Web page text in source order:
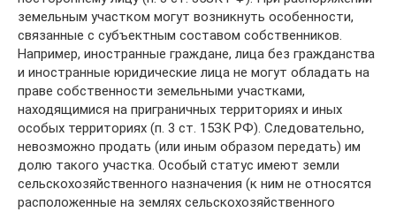
земельным участком могут возникнуть особенности,
связанные с субъектным составом собственников.
Например, иностранные граждане, лица без гражданства
и иностранные юридические лица не могут обладать на
праве собственности земельными участками,
находящимися на приграничных территориях и иных
особых территориях (п. 3 ст. 15ЗК РФ). Следовательно,
невозможно продать (или иным образом передать) им
долю такого участка. Особый статус имеют земли
сельскохозяйственного назначения (к ним не относятся
расположенные на землях сельскохозяйственного